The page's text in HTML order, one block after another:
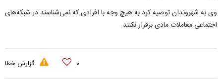
وی به شهروندان توصیه کرد به هیچ وجه با افرادی که نمی‌شناسند در شبکه‌های
اجتماعی معاملات مادی برقرار نکنند.
۰ گزارش خطا